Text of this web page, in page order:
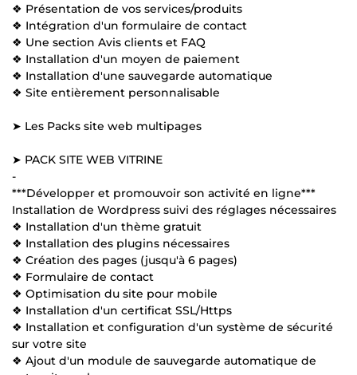
❖ Présentation de vos services/produits
❖ Intégration d'un formulaire de contact
❖ Une section Avis clients et FAQ
❖ Installation d'un moyen de paiement
❖ Installation d'une sauvegarde automatique
❖ Site entièrement personnalisable
➤ Les Packs site web multipages
➤ PACK SITE WEB VITRINE
-
***Développer et promouvoir son activité en ligne***
Installation de Wordpress suivi des réglages nécessaires
❖ Installation d'un thème gratuit
❖ Installation des plugins nécessaires
❖ Création des pages (jusqu'à 6 pages)
❖ Formulaire de contact
❖ Optimisation du site pour mobile
❖ Installation d'un certificat SSL/Https
❖ Installation et configuration d'un système de sécurité
sur votre site
❖ Ajout d'un module de sauvegarde automatique de